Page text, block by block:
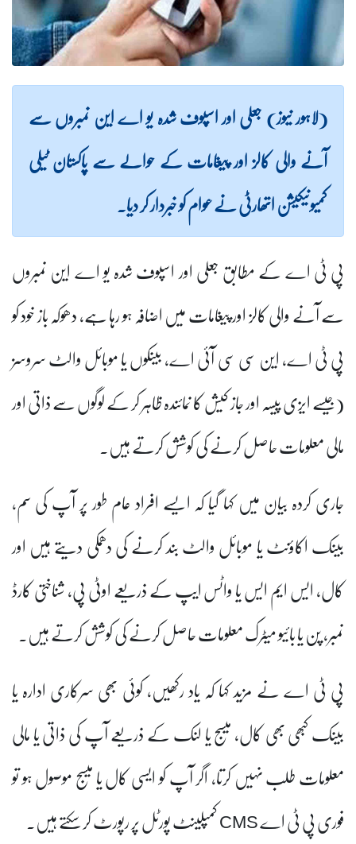
(لاہور نیوز) جعلی اور اسپوف شدہ یو اے این نمبروں سے
آنے والی کالز اور پیغامات کے حوالے سے پاکستان ٹیلی
کمیونیکیشن اتھارٹی نے عوام کو خبردار کر دیا۔
پی ٹی اے کے مطابق جعلی اور اسپوف شدہ یو اے این نمبروں
سے آنے والی کالز اور پیغامات میں اضافہ ہو رہا ہے، دھوکہ باز خود کو
پی ٹی اے، این سی سی آئی اے، بینکوں یا موبائل والٹ سروسز
(جیسے ایزی پیسہ اور جاز کیش کا نمائندہ ظاہر کر کے لوگوں سے ذاتی اور
مالی معلومات حاصل کرنے کی کوشش کرتے ہیں۔
جاری کردہ بیان میں کہا گیا کہ ایسے افراد عام طور پر آپ کی سم،
بینک اکاؤنٹ یا موبائل والٹ بند کرنے کی دھمکی دیتے ہیں اور
کال، ایس ایم ایس یا واٹس ایپ کے ذریعے اوٹی پی، شناختی کارڈ
نمبر، پن یا بائیو میٹرک معلومات حاصل کرنے کی کوشش کرتے ہیں۔
پی ٹی اے نے مزید کہا کہ یاد رکھیں، کوئی بھی سرکاری ادارہ یا
بینک کبھی بھی کال، میسج یا لنک کے ذریعے آپ کی ذاتی یا مالی
معلومات طلب نہیں کرتا، اگر آپ کو ایسی کال یا میسج موصول ہو تو
فوری پی ٹی اے CMS کمپلینٹ پورٹل پر رپورٹ کر سکتے ہیں۔